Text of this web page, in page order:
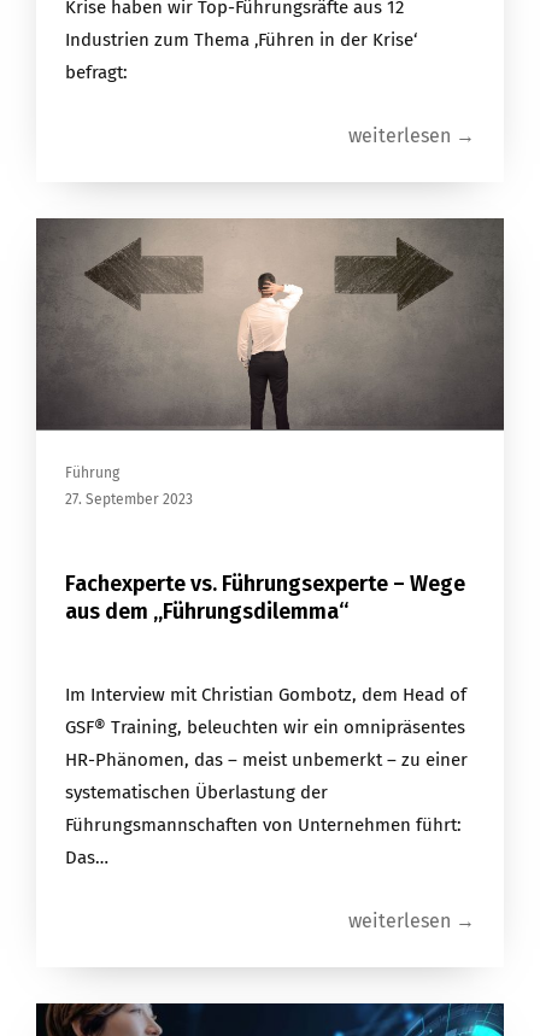
Krise haben wir Top-Führungsräfte aus 12
Industrien zum Thema ‚Führen in der Krise‘
befragt:
weiterlesen →
Fachexperte vs. Führungsexperte – Wege
aus dem „Führungsdilemma“
Im Interview mit Christian Gombotz, dem Head of
GSF® Training, beleuchten wir ein omnipräsentes
HR-Phänomen, das – meist unbemerkt – zu einer
systematischen Überlastung der
Führungsmannschaften von Unternehmen führt:
Das…
weiterlesen →
Führung
27. September 2023